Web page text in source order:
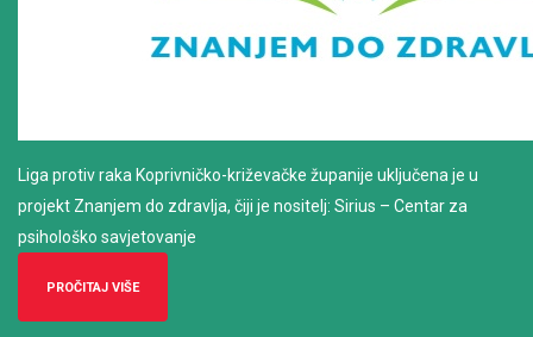
Liga protiv raka Koprivničko-križevačke županije uključena je u
projekt Znanjem do zdravlja, čiji je nositelj: Sirius – Centar za
psihološko savjetovanje
PROČITAJ VIŠE